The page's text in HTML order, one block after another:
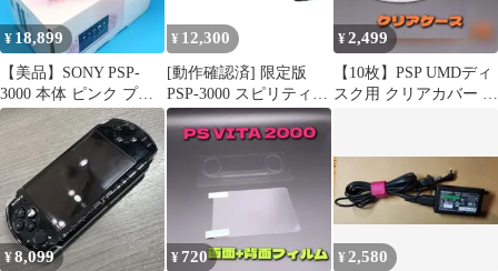
¥ 18,899
【美品】SONY PSP-
3000 本体 ピンク プレ
イステーションポータ
ブル
¥ 12,300
[動作確認済] 限定版
PSP-3000 スピリティッ
ドグリーン i12300
¥2,499
【10枚】PSP UMDディ
スク用 クリアカバー ケ
¥8,099 ¥ 720 ¥2,580